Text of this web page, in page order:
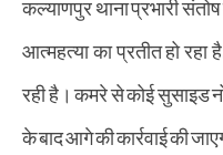
आत्महत्या का प्रतीत हो
रही है। कमरे से कोई सुसाइड
के बाद आगे की कार्रवाई की